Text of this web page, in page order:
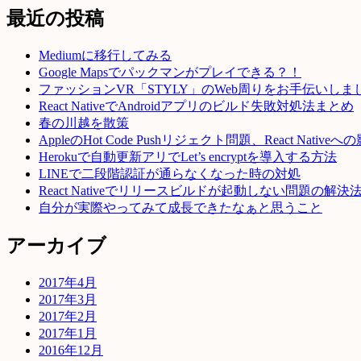
最近の投稿
Mediumに移行してみる
Google Mapsでパックマンがプレイできる？！
ファッションVR「STYLY」のWeb周りをお手伝いしま
React NativeでAndroidアプリのビルド失敗対処法まとめ
春の川越を散策
AppleのHot Code Pushリジェクト問題、React Nativeへの
Herokuで自動更新アリでLet’s encryptを導入する方法
LINEで二段階認証が通らなくなった時の対処
React Nativeでリリースビルドが起動しない問題の解決
自分が実際やってみて成長できたなぁと思うこと
アーカイブ
2017年4月
2017年3月
2017年2月
2017年1月
2016年12月